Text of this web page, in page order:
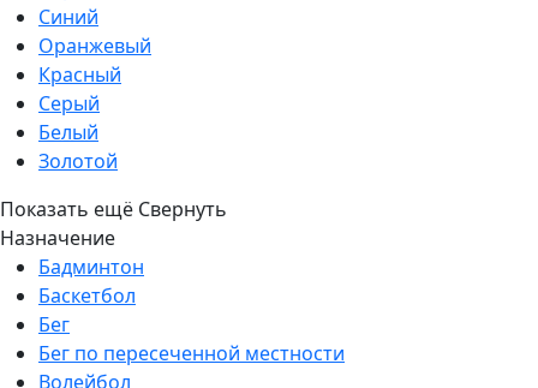
Синий
Оранжевый
Красный
Серый
Белый
Золотой
Показать ещё Свернуть
Назначение
Бадминтон
Баскетбол
Бег
Бег по пересеченной местности
Волейбол